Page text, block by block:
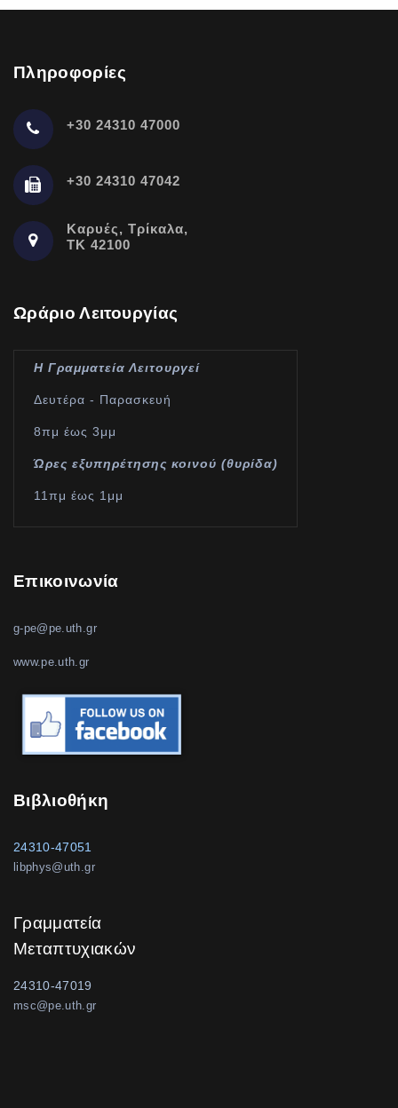
Πληροφορίες
+30 24310 47000
+30 24310 47042
Καρυές, Τρίκαλα,
ΤΚ 42100
Ωράριο Λειτουργίας
Η Γραμματεία Λειτουργεί
Δευτέρα - Παρασκευή
8πμ έως 3μμ
Ώρες εξυπηρέτησης κοινού (θυρίδα)
11πμ έως 1μμ
Επικοινωνία
g-pe@pe.uth.gr
www.pe.uth.gr
Βιβλιοθήκη
24310-47051
libphys@uth.gr
Γραμματεία
Μεταπτυχιακών
24310-47019
msc@pe.uth.gr